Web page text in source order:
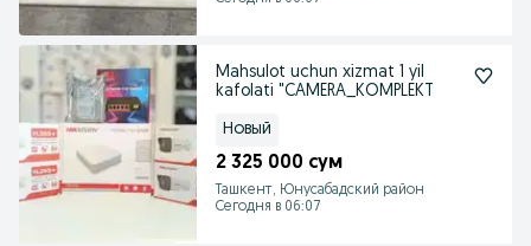
Mahsulot uchun xizmat 1 yil
kafolati "CAMERA_KOMPLEKT
Новый
2 325 000 сум
Ташкент, Юнусабадский район
Сегодня в 06:07